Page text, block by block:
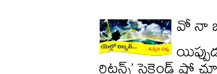
వో నా
రిటన్స్‌’ సెకెండ్‌ షో